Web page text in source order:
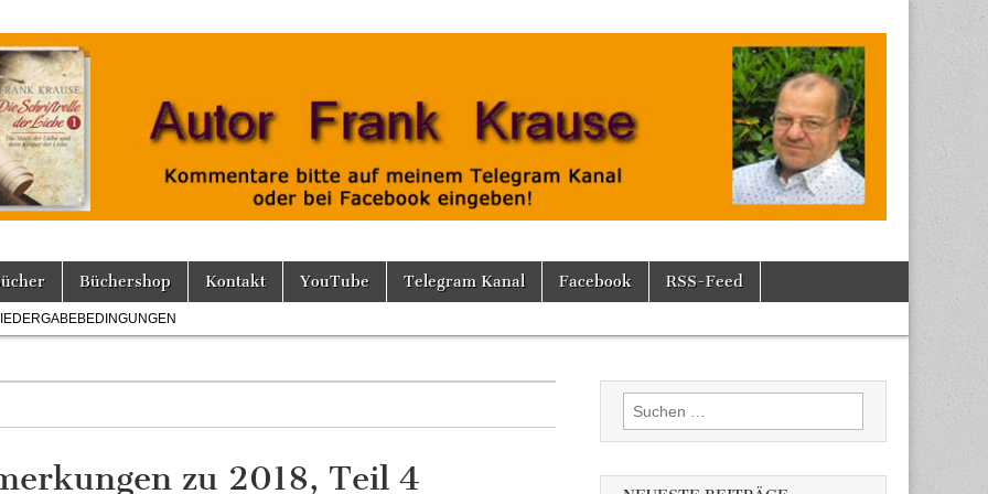
Büchershop Kontakt YouTube Telegram Kanal Facebook RSS-Feed
zu 2018, Teil 4
Suchen
nach: